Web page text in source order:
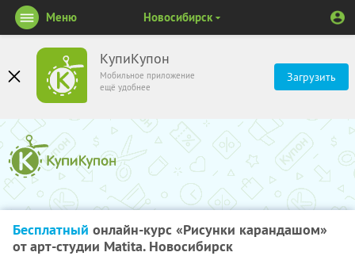
КупиКупон
Мобильное приложение
ещё удобнее
Загрузить
Меню Новосибирск
Бесплатный онлайн-курс «Рисунки карандашом»
от арт-студии Matita. Новосибирск